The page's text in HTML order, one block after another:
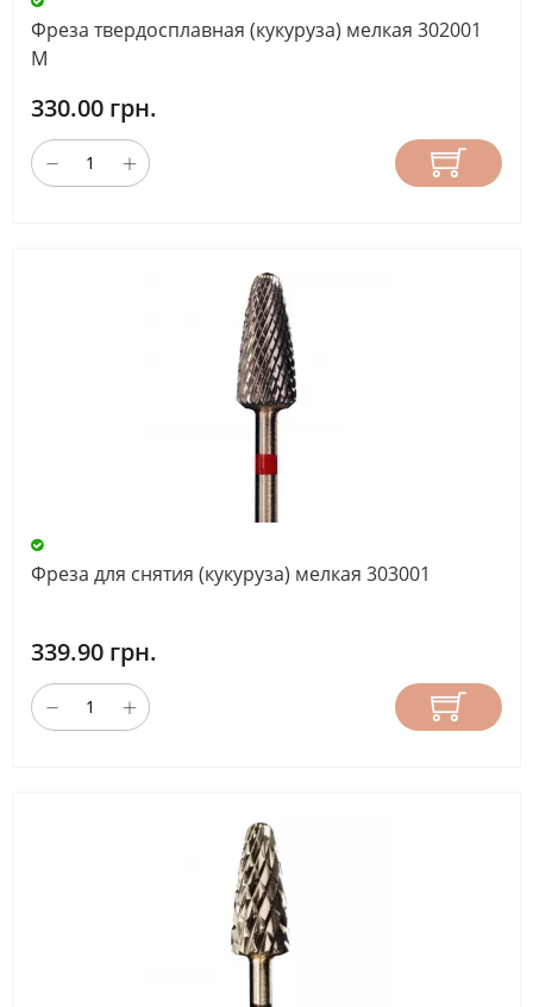
Фреза твердосплавная (кукуруза) мелкая 302001
М
330.00 грн.
Фреза для снятия (кукуруза) мелкая 303001
339.90 грн.